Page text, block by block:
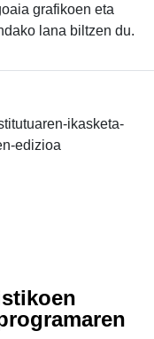
grafikoen eta
lana biltzen du.